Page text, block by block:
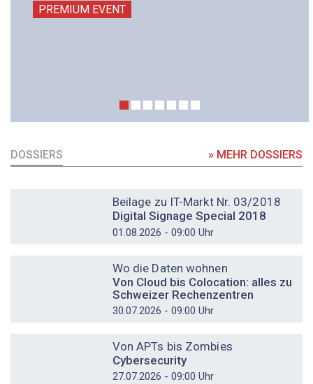
PREMIUM EVENT
DOSSIERS » MEHR DOSSIERS
Beilage zu IT-Markt Nr. 03/2018
Digital Signage Special 2018
01.08.2026 - 09:00 Uhr
Wo die Daten wohnen
Von Cloud bis Colocation: alles zu
Schweizer Rechenzentren
30.07.2026 - 09:00 Uhr
Von APTs bis Zombies
Cybersecurity
27.07.2026 - 09:00 Uhr